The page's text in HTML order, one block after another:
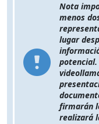
Nota
menos
lugar
potencial.
firmarán
realizará